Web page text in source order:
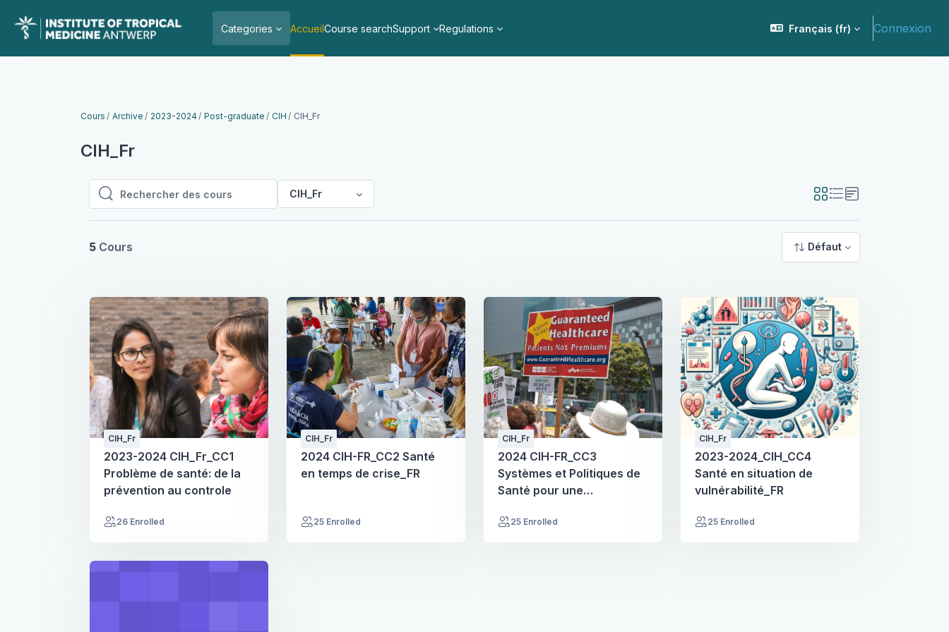
Categories AccueilCourse searchSupport Regulations Français ‎(fr)‎ Connexion
Cours Archive 2023-2024 Post-graduate CIH CIH_Fr
CIH_Fr
Rechercher des cours
Rechercher des cours
CIH_Fr
5 Cours Défaut
CIH_Fr
2023-2024 CIH_Fr_CC1
Problème de santé: de la
prévention au controle
26 Enrolled
CIH_Fr
2024 CIH-FR_CC2 Santé
en temps de crise_FR
25 Enrolled
CIH_Fr
2024 CIH-FR_CC3
Systèmes et Politiques de
Santé pour une
Universelle_FR
25 Enrolled
CIH_Fr
2023-2024_CIH_CC4
Santé en situation de
vulnérabilité_FR
25 Enrolled